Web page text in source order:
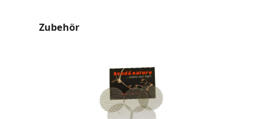
Produktgalerie überspringen
Zubehör